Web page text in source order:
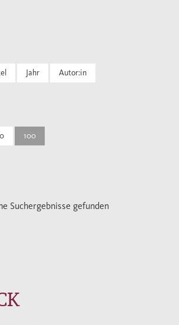
Jahr Autor:in
100
Suchergebnisse gefunden